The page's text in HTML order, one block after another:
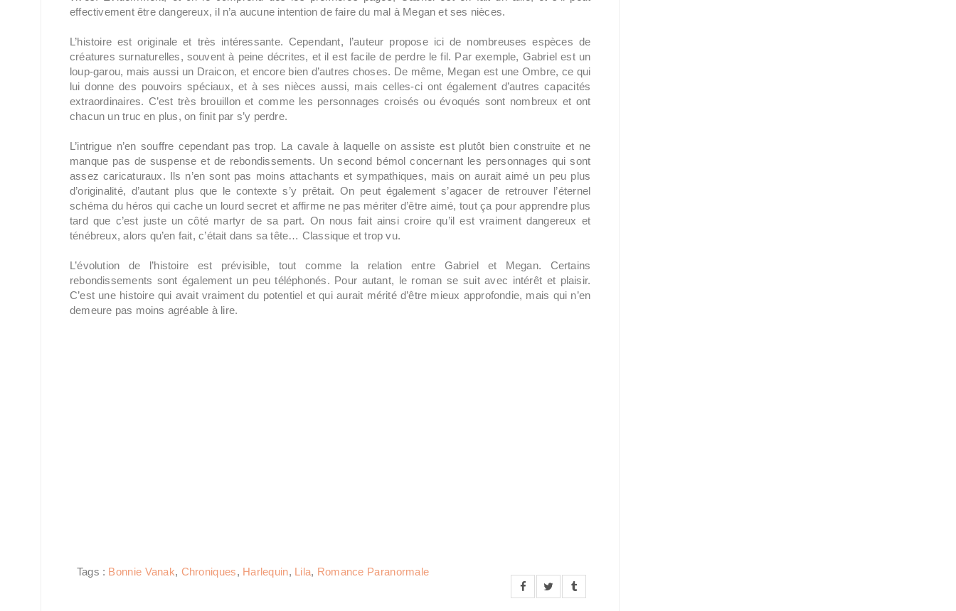
effectivement être dangereux, il n’a aucune intention de faire du mal à Megan et ses nièces.
L’histoire est originale et très intéressante. Cependant, l’auteur propose ici de nombreuses espèces de
créatures surnaturelles, souvent à peine décrites, et il est facile de perdre le fil. Par exemple, Gabriel est un
loup-garou, mais aussi un Draicon, et encore bien d’autres choses. De même, Megan est une Ombre, ce qui
lui donne des pouvoirs spéciaux, et à ses nièces aussi, mais celles-ci ont également d’autres capacités
extraordinaires. C’est très brouillon et comme les personnages croisés ou évoqués sont nombreux et ont
chacun un truc en plus, on finit par s’y perdre.
L’intrigue n’en souffre cependant pas trop. La cavale à laquelle on assiste est plutôt bien construite et ne
manque pas de suspense et de rebondissements. Un second bémol concernant les personnages qui sont
assez caricaturaux. Ils n’en sont pas moins attachants et sympathiques, mais on aurait aimé un peu plus
d’originalité, d’autant plus que le contexte s’y prêtait. On peut également s’agacer de retrouver l’éternel
schéma du héros qui cache un lourd secret et affirme ne pas mériter d’être aimé, tout ça pour apprendre plus
tard que c’est juste un côté martyr de sa part. On nous fait ainsi croire qu’il est vraiment dangereux et
ténébreux, alors qu’en fait, c’était dans sa tête… Classique et trop vu.
L’évolution de l’histoire est prévisible, tout comme la relation entre Gabriel et Megan. Certains
rebondissements sont également un peu téléphonés. Pour autant, le roman se suit avec intérêt et plaisir.
C’est une histoire qui avait vraiment du potentiel et qui aurait mérité d’être mieux approfondie, mais qui n’en
demeure pas moins agréable à lire.
Tags : Bonnie Vanak, Chroniques, Harlequin, Lila, Romance Paranormale